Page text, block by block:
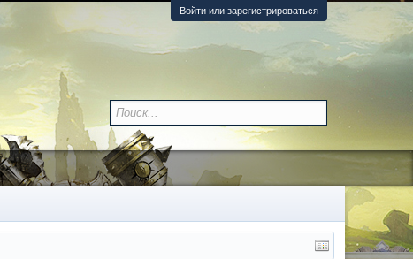
Войти или зарегистрироваться